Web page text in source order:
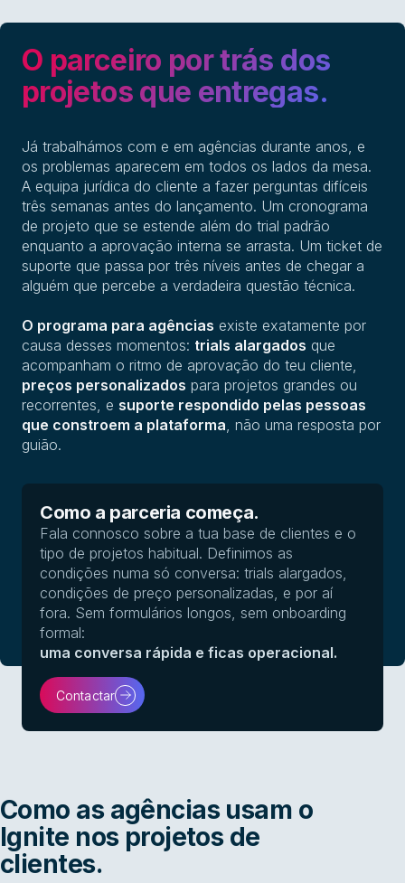
O parceiro por trás dos
projetos que entregas.
Já trabalhámos com e em agências durante anos, e
os problemas aparecem em todos os lados da mesa.
A equipa jurídica do cliente a fazer perguntas difíceis
três semanas antes do lançamento. Um cronograma
de projeto que se estende além do trial padrão
enquanto a aprovação interna se arrasta. Um ticket de
suporte que passa por três níveis antes de chegar a
alguém que percebe a verdadeira questão técnica.
O programa para agências existe exatamente por
causa desses momentos: trials alargados que
acompanham o ritmo de aprovação do teu cliente,
preços personalizados para projetos grandes ou
recorrentes, e suporte respondido pelas pessoas
que constroem a plataforma, não uma resposta por
guião.
Como a parceria começa.
Fala connosco sobre a tua base de clientes e o
tipo de projetos habitual. Definimos as
condições numa só conversa: trials alargados,
condições de preço personalizadas, e por aí
fora. Sem formulários longos, sem onboarding
formal:
uma conversa rápida e ficas operacional.
Contactar
Como as agências usam o
Ignite nos projetos de
clientes.